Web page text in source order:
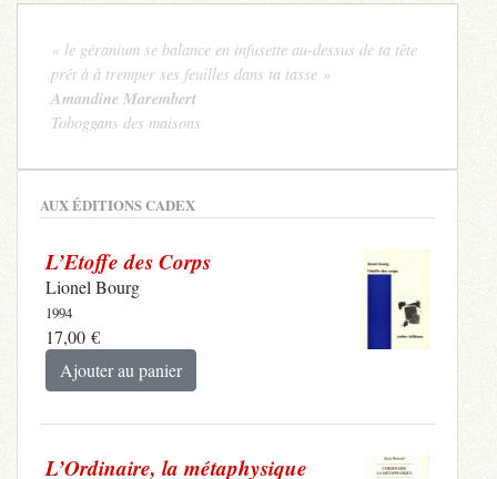
« le géranium se balance en infusette au-dessus de ta tête
prêt à à tremper ses feuilles dans ta tasse »
Amandine Marembert
Toboggans des maisons
AUX ÉDITIONS CADEX
L’Etoffe des Corps
Lionel Bourg
1994
17,00 €
Ajouter au panier
L’Ordinaire, la métaphysique